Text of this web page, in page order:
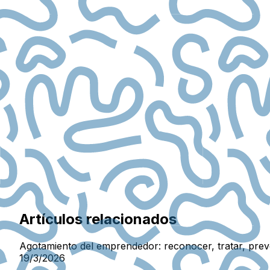
Artículos relacionados
Agotamiento del emprendedor: reconocer, tratar,
19/3/2026